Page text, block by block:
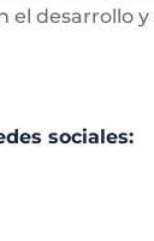
el desarrollo
sociales: